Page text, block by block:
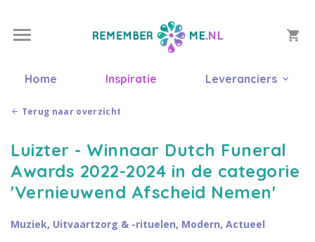
Home Inspiratie Leveranciers
Terug naar overzicht
Luizter - Winnaar Dutch Funeral
Awards 2022-2024 in de categorie
'Vernieuwend Afscheid Nemen'
Muziek, Uitvaartzorg & -rituelen, Modern, Actueel